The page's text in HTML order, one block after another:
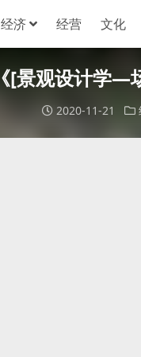
经济 经营 文化
《[景观设计学—
2020-11-21